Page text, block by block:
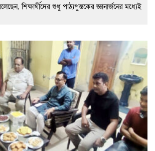
শিক্ষার্থীদের শুধু পাঠ্যপুস্তকের জ্ঞানার্জনের মধ্যেই